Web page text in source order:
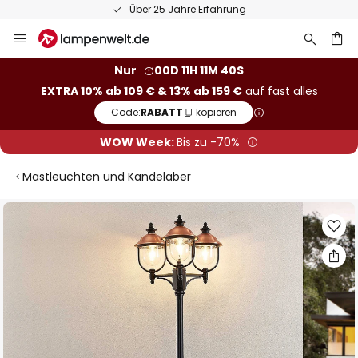
Über 25 Jahre Erfahrung
Inhalt
Nur
00D 11H 11M 40S
EXTRA 10% ab 109 € & 13% ab 159 €auf fast alles
Code:RABATT kopieren
WOW Week:Bis zu -70%
Mastleuchten und Kandelaber
Zum